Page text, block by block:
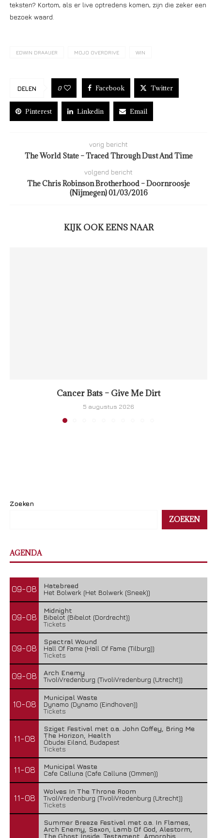
teksten? Kortom, als er live optredens komen, zijn die zeker een
bezoek waard.
EDWIN DRAAIJER MOJO OVERDRIVE WIN
DELEN 0 Facebook Twitter
Pinterest Linkedin Email
vorig bericht
The World State – Traced Through Dust And Time
volgend bericht
The Chris Robinson Brotherhood – Doornroosje
(Nijmegen) 01/03/2016
KIJK OOK EENS NAAR
Cancer Bats – Give Me Dirt
5 augustus 2026
Zoeken
ZOEKEN
AGENDA
09-08
Hatebreed
Het Bolwerk (Het Bolwerk (Sneek))
09-08
Midnight
Bibelot (Bibelot (Dordrecht))
Tickets
09-08
Spectral Wound
Hall Of Fame (Hall Of Fame (Tilburg))
Tickets
09-08
Arch Enemy
TivoliVredenburg (TivoliVredenburg (Utrecht))
10-08
Municipal Waste
Dynamo (Dynamo (Eindhoven))
Tickets
11-08
Sziget Festival met o.a. John Coffey, Bring Me
The Horizon, Health
Óbudai Eiland, Budapest
Tickets
11-08
Municipal Waste
Cafe Calluna (Cafe Calluna (Ommen))
11-08
Wolves In The Throne Room
TivoliVredenburg (TivoliVredenburg (Utrecht))
Tickets
Summer Breeze Festival met o.a. In Flames,
Arch Enemy, Saxon, Lamb Of God, Alestorm,
The Ghost Inside, Testament, Amorphis,